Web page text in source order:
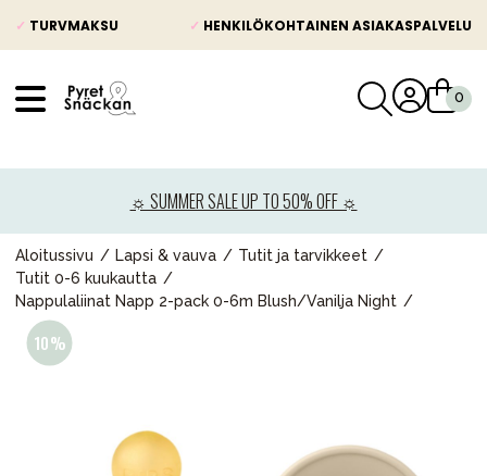
✓ TURVMAKSU ✓ HENKILÖKOHTAINEN ASIAKASPALVELU
☼ SUMMER SALE UP TO 50% OFF ☼
Aloitussivu Lapsi & vauva
Tutit ja tarvikkeet
Tutit 0-6 kuukautta
Nappulaliinat Napp 2-pack 0-6m Blush/Vanilja Night
Lastenvaunut
Lasten turvaistuimet
Vauvan paketti
Huonekalut & vuodevaatteet